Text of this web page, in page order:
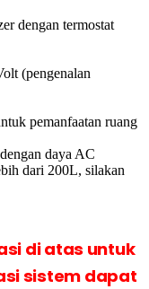
dengan termostat
(pengenalan
pemanfaatan ruang
daya AC
dari 200L, silakan
di atas untuk
sistem dapat